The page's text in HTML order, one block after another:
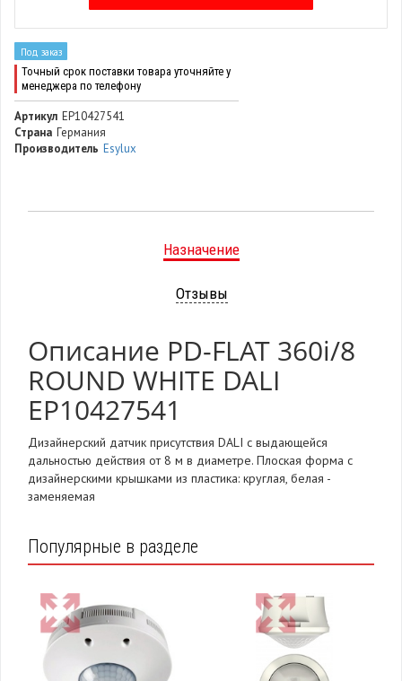
Под заказ
Точный срок поставки товара уточняйте у
менеджера по телефону
Артикул EP10427541
Страна Германия
Производитель Esylux
Назначение
Отзывы
Описание PD-FLAT 360i/8
ROUND WHITE DALI
EP10427541
Дизайнерский датчик присутствия DALI с выдающейся
дальностью действия от 8 м в диаметре. Плоская форма с
дизайнерскими крышками из пластика: круглая, белая -
заменяемая
Популярные в разделе